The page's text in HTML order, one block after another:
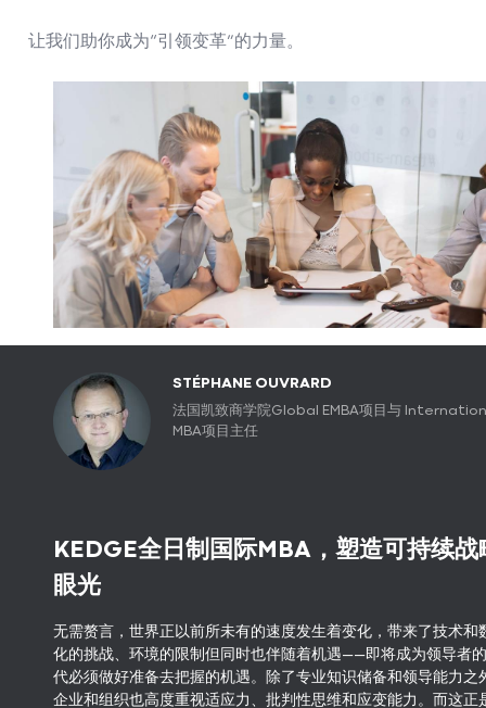
让我们助你成为“引领变革”的力量。
STÉPHANE OUVRARD
法国凯致商学院Global EMBA项目与
MBA项目主任
KEDGE全日制国际MBA，塑造可持续战
眼光
无需赘言，世界正以前所未有的速度发生着变化，带来了技术和
化的挑战、环境的限制但同时也伴随着机遇——即将成为领导者
代必须做好准备去把握的机遇。除了专业知识储备和领导能力之
企业和组织也高度重视适应力、批判性思维和应变能力。而这正